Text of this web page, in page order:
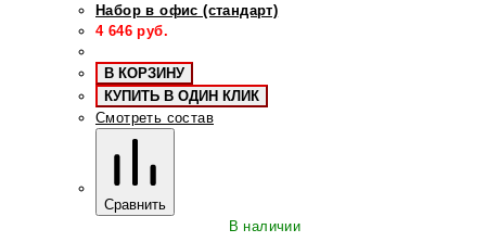
Набор в офис (стандарт)
4 646 руб.
В КОРЗИНУ
КУПИТЬ В ОДИН КЛИК
Смотреть состав
Сравнить
В наличии